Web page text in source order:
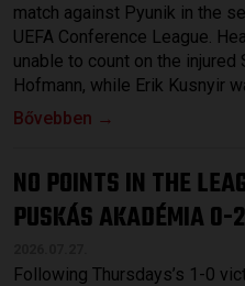
match against Pyunik in the
UEFA Conference League.
unable to count on the
Hofmann, while Erik Kusnyir
Bővebben →
NO POINTS IN THE
PUSKÁS AKADÉMIA 0-2
Following Thursdays’s 1-0